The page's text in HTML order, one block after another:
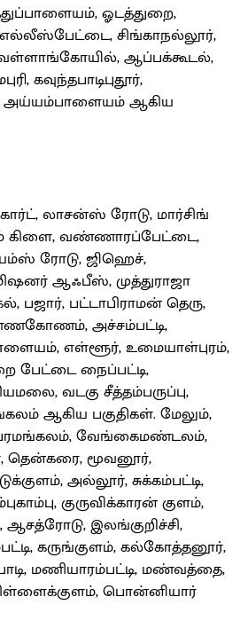
ஓடத்துறை,
சிங்காநல்லூர்,
ஆப்பக்கூடல்,
கவுந்தபாடிபுதூர்,
அய்யம்பாளையம் ஆகிய
லாசன்ஸ் ரோடு, மார்சிங்
கிளை, வண்ணாரப்பேட்டை,
ரோடு, ஜிஹெச்,
ஆஃபீஸ், முத்துராஜா
பட்டாபிராமன் தெரு,
அச்சம்பட்டி,
எள்ளூர், உமையாள்புரம்,
பேட்டை நைப்பட்டி,
வடகு சீத்தம்பருப்பு,
ஆகிய பகுதிகள். மேலும்,
வேங்கைமண்டலம்,
தென்கரை, மூவனூர்,
அல்லூர், சுக்கம்பட்டி,
குருவிக்காரன் குளம்,
ஆசத்ரோடு, இலங்குறிச்சி,
கருங்குளம், கல்கோத்தனூர்,
மணியாரம்பட்டி, மண்வத்தை,
பொன்னியார்